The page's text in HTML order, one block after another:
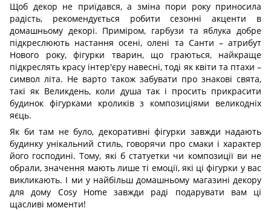
Щоб декор не приїдався, а зміна пори року приносила
радість, рекомендується робити сезонні акценти в
домашньому декорі. Приміром, гарбузи та яблука добре
підкреслюють настання осені, олені та Санти – атрибут
Нового року, фігурки тварин, що граються, найкраще
підкреслять красу інтер'єру навесні, тоді як квіти та птахи –
символ літа. Не варто також забувати про знакові свята,
такі як Великдень, коли душа так і просить прикрасити
будинок фігурками кроликів з композиціями великодніх
яєць.
Як би там не було, декоративні фігурки завжди надають
будинку унікальний стиль, говорячи про смаки і характер
його господині. Тому, які б статуетки чи композиції ви не
обрали, значення мають лише ті емоції, які ці фігурки у вас
викликають. І ми у найбільш домашньому магазині декору
для дому Cosy Home завжди раді подарувати вам ці
щасливі моменти!